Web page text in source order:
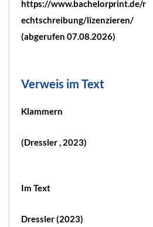
https://www.bachelorprint.de/r
echtschreibung/lizenzieren/
(abgerufen 07.08.2026)
Verweis im Text
Klammern
(Dressler , 2023)
Im Text
Dressler (2023)